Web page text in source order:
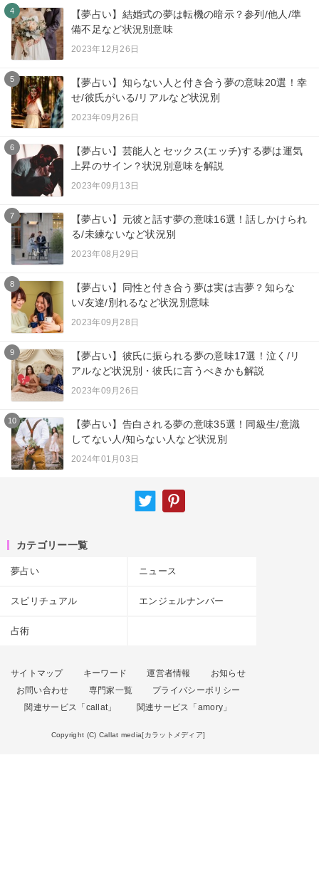
4
【夢占い】結婚式の夢は転機の暗示？参列/他人/準
備不足など状況別意味
2023年12月26日
5
【夢占い】知らない人と付き合う夢の意味20選！幸
せ/彼氏がいる/リアルなど状況別
2023年09月26日
6
【夢占い】芸能人とセックス(エッチ)する夢は運気
上昇のサイン？状況別意味を解説
2023年09月13日
7
【夢占い】元彼と話す夢の意味16選！話しかけられ
る/未練ないなど状況別
2023年08月29日
8
【夢占い】同性と付き合う夢は実は吉夢？知らな
い/友達/別れるなど状況別意味
2023年09月28日
9
【夢占い】彼氏に振られる夢の意味17選！泣く/リ
アルなど状況別・彼氏に言うべきかも解説
2023年09月26日
10
【夢占い】告白される夢の意味35選！同級生/意識
してない人/知らない人など状況別
2024年01月03日
カテゴリー一覧
夢占い ニュース
スピリチュアル エンジェルナンバー
占術
サイトマップ キーワード 運営者情報
お知らせ
お問い合わせ
専門家一覧
プライバシーポリシー
関連サービス「callat」
関連サービス「amory」
Copyright (C) Callat media[カラットメディア]